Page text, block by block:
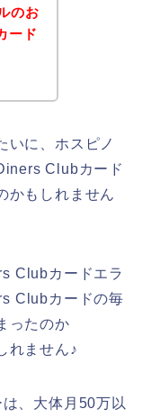
のお
ード
いに、ホスピノ
Clubカード
かもしれません
Clubカードエラ
Clubカードの毎
ったのか
れません♪
、大体月50万以